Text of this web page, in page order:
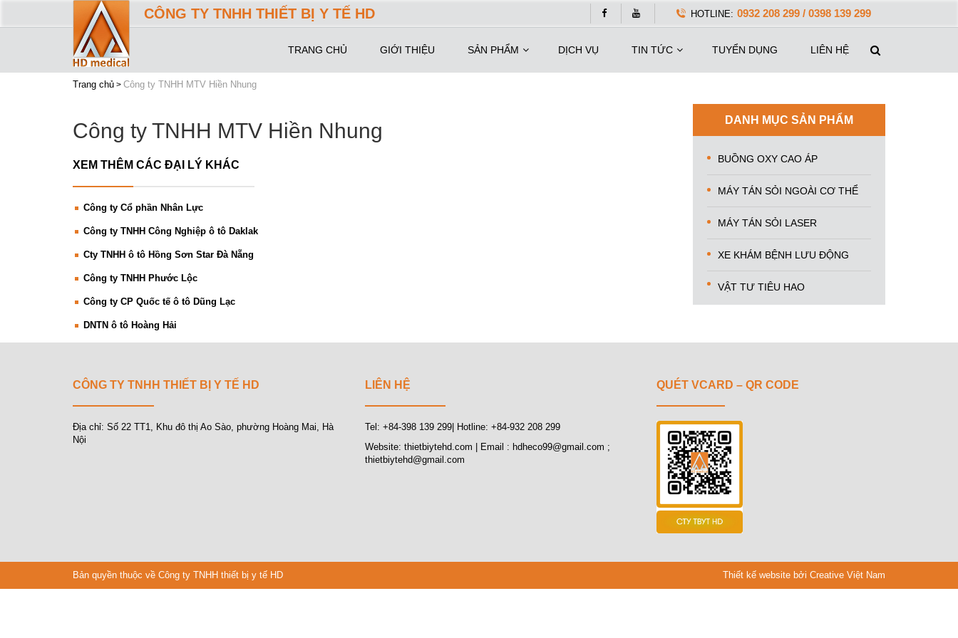
CÔNG TY TNHH THIẾT BỊ Y TẾ HD HOTLINE: 0932 208 299 / 0398 139 299
TRANG CHỦ GIỚI THIỆU SẢN PHẨM DỊCH VỤ TIN TỨC TUYỂN DỤNG LIÊN HỆ
Trang chủ Công ty TNHH MTV Hiền Nhung
DANH MỤC SẢN PHẨM
BUỒNG OXY CAO ÁP
MÁY TÁN SỎI NGOÀI CƠ THỂ
MÁY TÁN SỎI LASER
XE KHÁM BỆNH LƯU ĐỘNG
VẬT TƯ TIÊU HAO
Công ty TNHH MTV Hiền Nhung
XEM THÊM CÁC ĐẠI LÝ KHÁC
Công ty Cổ phần Nhân Lực
Công ty TNHH Công Nghiệp ô tô Daklak
Cty TNHH ô tô Hồng Sơn Star Đà Nẵng
Công ty TNHH Phước Lộc
Công ty CP Quốc tế ô tô Dũng Lạc
DNTN ô tô Hoàng Hải
CÔNG TY TNHH THIẾT BỊ Y TẾ HD
Địa chỉ: Số 22 TT1, Khu đô thị Ao Sào, phường Hoàng Mai, Hà
Nội
LIÊN HỆ
Tel: +84-398 139 299| Hotline: +84-932 208 299
Website: thietbiytehd.com | Email : hdheco99@gmail.com ;
thietbiytehd@gmail.com
QUÉT VCARD – QR CODE
Bản quyền thuộc về Công ty TNHH thiết bị y tế HD Thiết kế website bởi Creative Việt Nam